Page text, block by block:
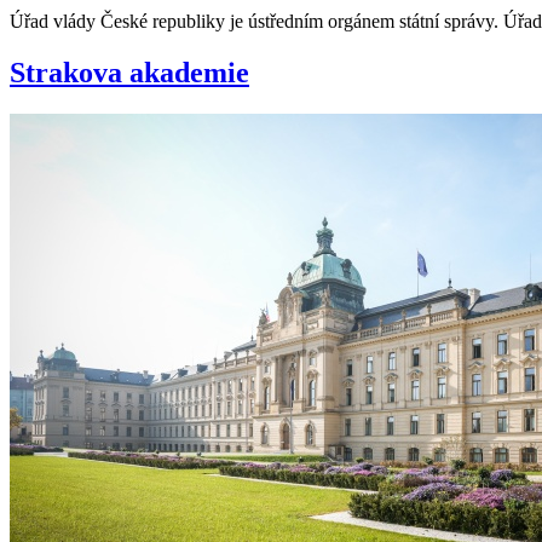
Úřad vlády České republiky je ústředním orgánem státní správy.
Strakova akademie